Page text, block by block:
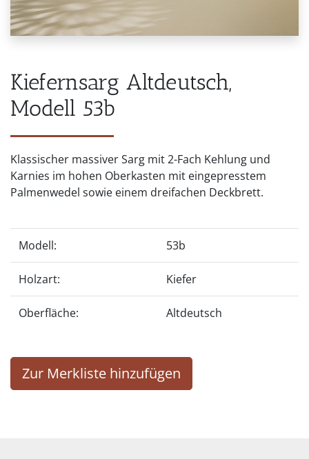
Kiefernsarg Altdeutsch,
Modell 53b
Klassischer massiver Sarg mit 2-Fach Kehlung und
Karnies im hohen Oberkasten mit eingepresstem
Palmenwedel sowie einem dreifachen Deckbrett.
Modell: 53b
Holzart: Kiefer
Oberfläche: Altdeutsch
Zur Merkliste hinzufügen